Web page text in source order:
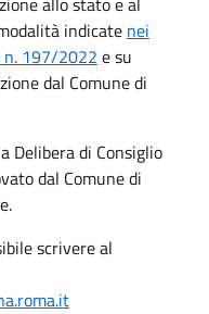
indicate nei
n. 197/2022 e su
dal Comune di
Delibera di Consiglio
dal Comune di
scrivere al